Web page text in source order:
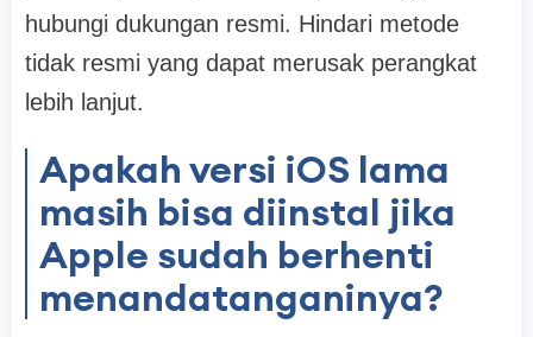
hubungi dukungan resmi. Hindari metode
tidak resmi yang dapat merusak perangkat
lebih lanjut.
Apakah versi iOS lama
masih bisa diinstal jika
Apple sudah berhenti
menandatanganinya?